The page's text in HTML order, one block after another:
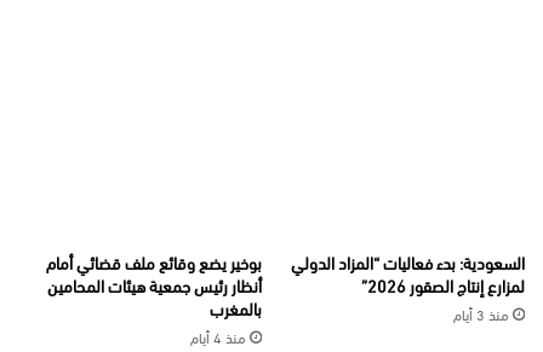
السعودية: بدء فعاليات “المزاد الدولي
لمزارع إنتاج الصقور 2026”
منذ 3 أيام
بوخير يضع وقائع ملف قضائي أمام
أنظار رئيس جمعية هيئات المحامين
بالمغرب
منذ 4 أيام